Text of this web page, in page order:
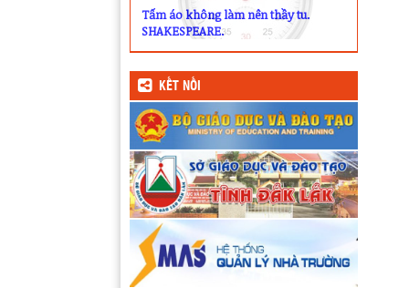
Tấm áo không làm nên thầy tu.
SHAKESPEARE.
KẾT NỐI